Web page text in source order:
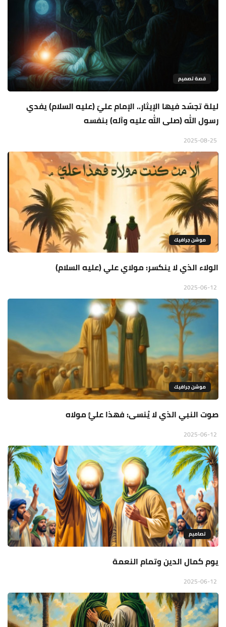
قصة تصميم
ليلة تجسّد فيها الإيثار.. الإمام عليّ (عليه السلام) يفدي
رسول الله (صلى الله عليه وآله) بنفسه
موشن جرافيك
الولاء الذي لا ينكسر: مولاي علي (عليه السلام)
موشن جرافيك
صوت النبي الذي لا يُنسى: فهذا عليٌّ مولاه
تصاميم
يوم كمال الدين وتمام النعمة